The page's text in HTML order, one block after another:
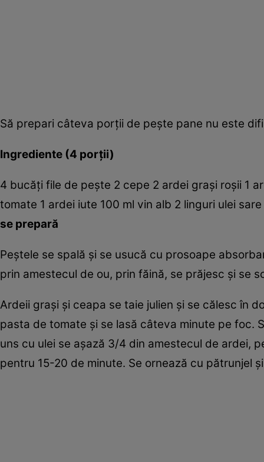
Să prepari câteva porţii de peşte pane nu este
Ingrediente (4 porţii)
4 bucăţi file de peşte 2 cepe 2 ardei graşi roşii 1
tomate 1 ardei iute 100 ml vin alb 2 linguri ulei
se prepară
Peştele se spală şi se usucă cu prosoape
prin amestecul de ou, prin făină, se prăjesc şi se
Ardeii graşi şi ceapa se taie julien şi se călesc în
pasta de tomate şi se lasă câteva minute pe foc.
uns cu ulei se aşază 3/4 din amestecul de ardei,
pentru 15-20 de minute. Se ornează cu pătrunjel